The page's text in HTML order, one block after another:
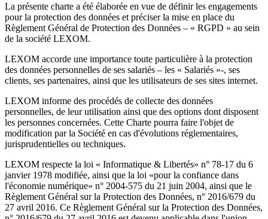
La présente charte a été élaborée en vue de définir les engagements
pour la protection des données et préciser la mise en place du
Règlement Général de Protection des Données – « RGPD » au sein
de la société LEXOM.
LEXOM accorde une importance toute particulière à la protection
des données personnelles de ses salariés – les « Salariés »-, ses
clients, ses partenaires, ainsi que les utilisateurs de ses sites internet.
LEXOM informe des procédés de collecte des données
personnelles, de leur utilisation ainsi que des options dont disposent
les personnes concernées. Cette Charte pourra faire l'objet de
modification par la Société en cas d'évolutions réglementaires,
jurisprudentielles ou techniques.
LEXOM respecte la loi « Informatique & Libertés» n° 78-17 du 6
janvier 1978 modifiée, ainsi que la loi «pour la confiance dans
l'économie numérique» n° 2004-575 du 21 juin 2004, ainsi que le
Règlement Général sur la Protection des Données, n° 2016/679 du
27 avril 2016. Ce Règlement Général sur la Protection des Données,